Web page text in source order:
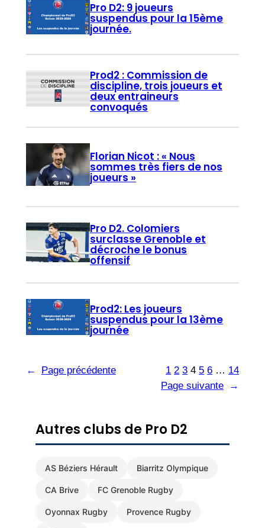
Pro D2: 9 joueurs
suspendus pour la 15ème
journée.
Prod2 : Commission de
discipline, trois joueurs et
deux entraineurs
convoqués
Florian Nicot : « Nous
sommes très fiers de nos
joueurs »
Pro D2. Colomiers
surclasse Grenoble et
décroche le bonus
offensif
Prod2: Les joueurs
suspendus pour la 13ème
journée
← Page précédente 1 2 3 4 5 6 … 14
Page suivante
→
Autres clubs de Pro D2
AS Béziers Hérault Biarritz Olympique
CA Brive FC Grenoble Rugby
Oyonnax Rugby Provence Rugby